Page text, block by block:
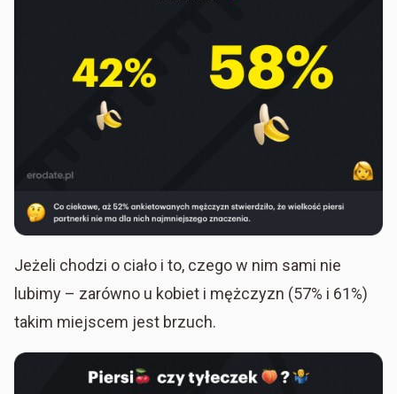
Jeżeli chodzi o ciało i to, czego w nim sami nie
lubimy – zarówno u kobiet i mężczyzn (57% i 61%)
takim miejscem jest brzuch.